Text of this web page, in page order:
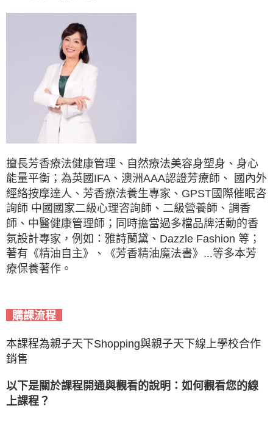
擅長芳香療法健康管理、自然療法美容身塑身、身心
能量平衡；為英國IFA、澳洲AAA認證芳療師、 國內外
經絡按摩達人、芳香療法養生專家、GPST國際催眠咨
詢師 中國國家二級心理咨詢師、二級營養師、調香
師、中醫健康管理師；同時擔當過多檔品牌活動的香
氛設計專家，例如：雅詩蘭黛、Dazzle Fashion 等；
著有《精油自主》、《芳香精油魔法書》...等多本芳
療保養著作。
購課流程
本課程為親子天下Shopping與親子天下線上學校合作
銷售
以下是關於課程開通與觀看的說明：如何觀看您的線
上課程？